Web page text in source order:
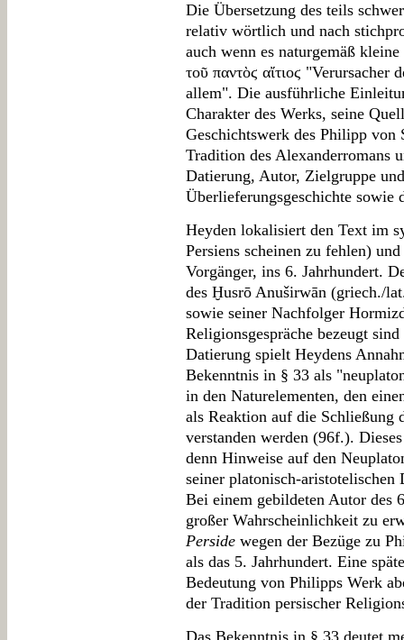
Die Übersetzung des teils
relativ wörtlich und nach
auch wenn es naturgemäß
τοῦ παντὸϛ αἴτιοϛ
allem". Die ausführliche
Charakter des Werks, seine
Geschichtswerk des Philipp
Tradition des Alexanderromans
Datierung, Autor, Zielgruppe
Überlieferungsgeschichte sowie
Heyden lokalisiert den Text im
Persiens scheinen zu fehlen)
Vorgänger, ins 6. Jahrhundert.
des Ḫusrō Anuširwān (griech./
sowie seiner Nachfolger
Religionsgespräche bezeugt
Datierung spielt Heydens
Bekenntnis in § 33 als
in den Naturelementen, den
als Reaktion auf die Schließung
verstanden werden (96f.).
denn Hinweise auf den
seiner platonisch-
Bei einem gebildeten Autor des
großer Wahrscheinlichkeit zu
Perside wegen der Bezüge zu
als das 5. Jahrhundert. Eine
Bedeutung von Philipps Werk
der Tradition persischer
Das Bekenntnis in § 33 deutet